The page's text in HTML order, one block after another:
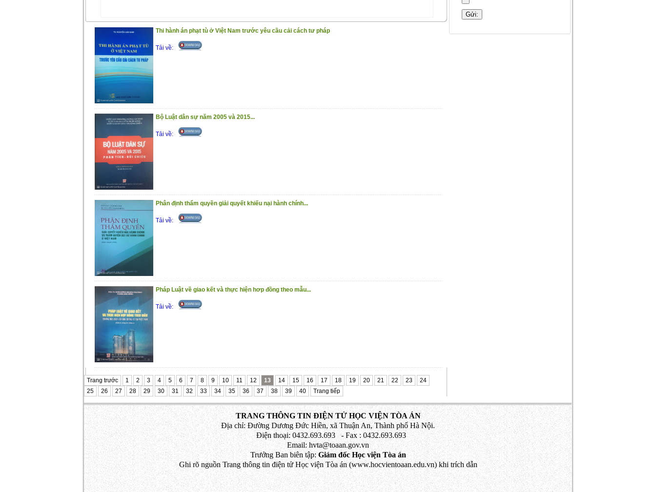
Thi hành án phạt tù ở Việt Nam trước yêu cầu cải cách tư pháp
Tải về:
Bộ Luật dân sự năm 2005 và 2015...
Tải về:
Phân định thẩm quyền giải quyết khiếu nại hành chính...
Tải về:
Pháp Luật về giao kết và thực hiện hơp đồng theo mẫu...
Tải về:
Trang trước 1 2 3 4 5 6 7 8 9 10 11 12 13 14 15 16 17 18 19 20 21 22 23
24
25
26 27 28 29 30 31 32 33 34 35 36 37 38 39 40 Trang tiếp
TRANG THÔNG TIN ĐIỆN TỬ HỌC VIỆN TÒA ÁN
Địa chỉ: Đường Dương Đức Hiền, xã Thuận An, Thành phố Hà Nội.
Điện thoại: 0432.693.693 - Fax : 0432.693.693
Email: hvta@toaan.gov.vn
Trưởng Ban biên tập:Giám đốc Học viện Tòa án
Ghi rõ nguồn Trang thông tin điện tử Học viện Tòa án (www.hocvientoaan.edu.vn) khi trích dẫn